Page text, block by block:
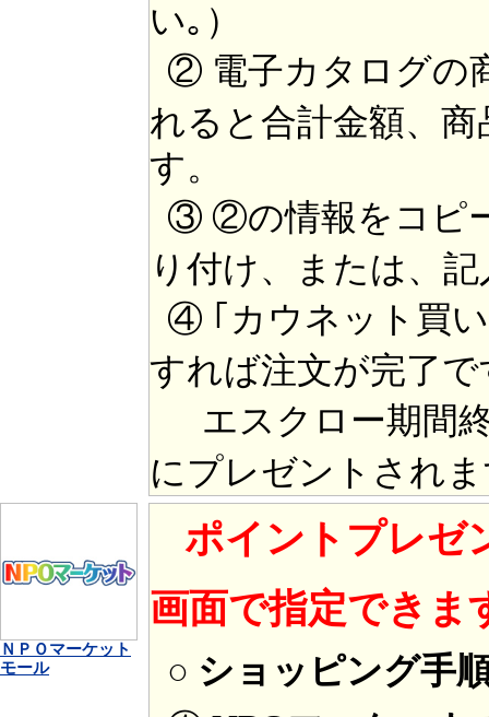
い｡）
② 電子カタログの
れると合計金額、
す。
③ ②の情報をコピ
り付け、または、
④ ｢カウネット買
すれば注文が完了で
エスクロー期間
にプレゼントされ
ＮＰＯマーケット
モール
ポイントプレゼ
画面で指定できま
○ ショッピング手